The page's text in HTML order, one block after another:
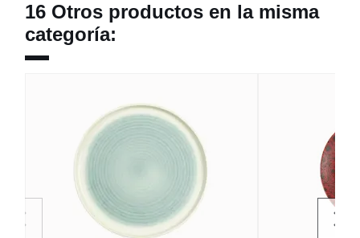
16 Otros productos en la misma
categoría: